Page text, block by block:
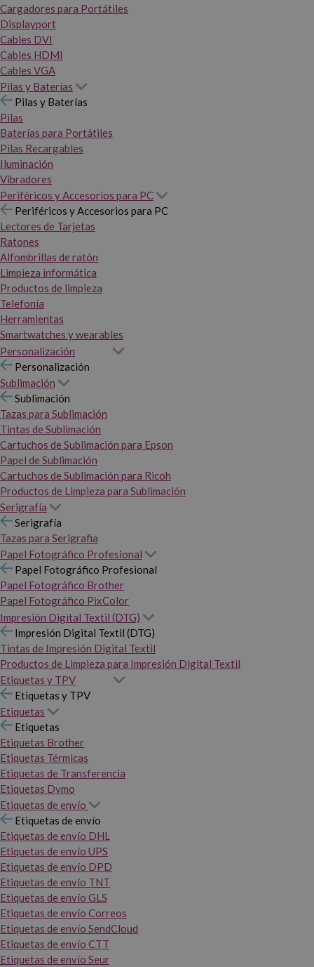
Cargadores para Portátiles
Displayport
Cables DVI
Cables HDMI
Cables VGA
Pilas y Baterías
Pilas y Baterías
Pilas
Baterías para Portátiles
Pilas Recargables
Iluminación
Vibradores
Periféricos y Accesorios para PC
Periféricos y Accesorios para PC
Lectores de Tarjetas
Ratones
Alfombrillas de ratón
Limpieza informática
Productos de limpieza
Telefonía
Herramientas
Smartwatches y wearables
Personalización
Personalización
Sublimación
Sublimación
Tazas para Sublimación
Tintas de Sublimación
Cartuchos de Sublimación para Epson
Papel de Sublimación
Cartuchos de Sublimación para Ricoh
Productos de Limpieza para Sublimación
Serigrafía
Serigrafía
Tazas para Serigrafia
Papel Fotográfico Profesional
Papel Fotográfico Profesional
Papel Fotográfico Brother
Papel Fotográfico PixColor
Impresión Digital Textil (DTG)
Impresión Digital Textil (DTG)
Tintas de Impresión Digital Textil
Productos de Limpieza para Impresión Digital Textil
Etiquetas y TPV
Etiquetas y TPV
Etiquetas
Etiquetas
Etiquetas Brother
Etiquetas Térmicas
Etiquetas de Transferencia
Etiquetas Dymo
Etiquetas de envío
Etiquetas de envío
Etiquetas de envío DHL
Etiquetas de envío UPS
Etiquetas de envío DPD
Etiquetas de envío TNT
Etiquetas de envío GLS
Etiquetas de envío Correos
Etiquetas de envío SendCloud
Etiquetas de envío CTT
Etiquetas de envío Seur